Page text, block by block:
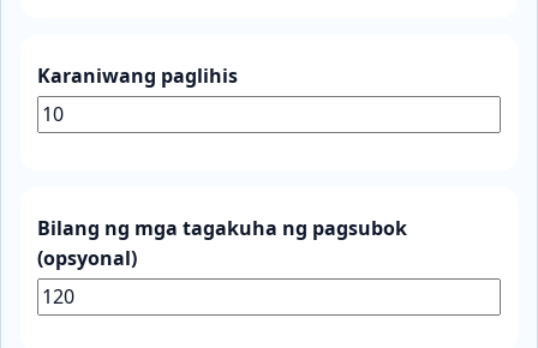
Karaniwang paglihis
Bilang ng mga tagakuha ng pagsubok
(opsyonal)